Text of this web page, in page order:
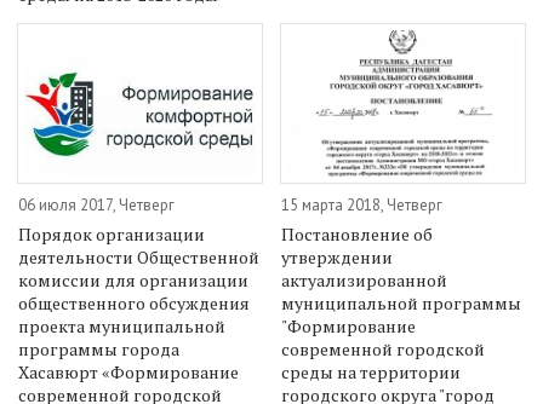
06 июля 2017, Четверг
Порядок организации
деятельности Общественной
комиссии для организации
общественного обсуждения
проекта муниципальной
программы города
Хасавюрт «Формирование
современной городской
15 марта 2018, Четверг
Постановление об
утверждении
актуализированной
муниципальной программы
"Формирование
современной городской
среды на территории
городского округа "город